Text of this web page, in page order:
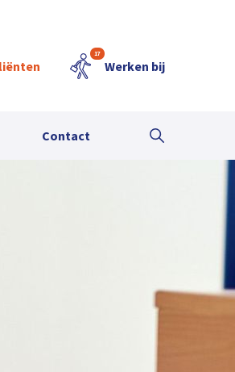
17
Werken bij
Contact